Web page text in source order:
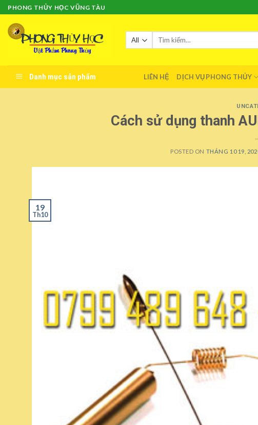
Skip
content
PHONG THỦY HỌC VŨNG TÀU
Tìm
Danh mục sản phẩm LIÊN HỆ DỊCH VỤ PHONG THỦY
Cách sử dụng thanh
POSTED ON THÁNG 10 19,
19
Th10